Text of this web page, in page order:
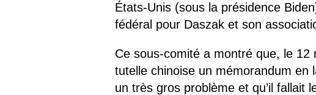
États-Unis (sous la présidence
fédéral pour Daszak et son
Ce sous-comité a montré que, le
tutelle chinoise un mémorandum en
un très gros problème et qu’il fallait